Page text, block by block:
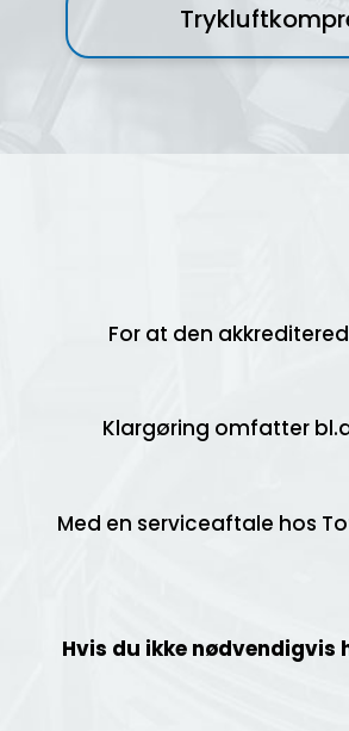
For at den
Klargøring omfatter
Med en serviceaftale hos
Hvis du ikke